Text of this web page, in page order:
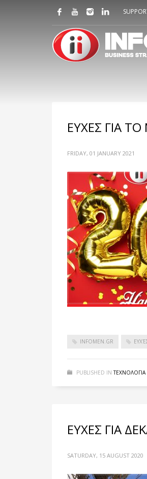
ΕΥΧΕΣ ΓΙΑ
FRIDAY, 01 JANUARY 2021
INFOMEN.GR
PUBLISHED IN ΤΕΧΝΟΛΟΓΙΑ
ΕΥΧΕΣ ΓΙΑ
SATURDAY, 15 AUGUST 2020